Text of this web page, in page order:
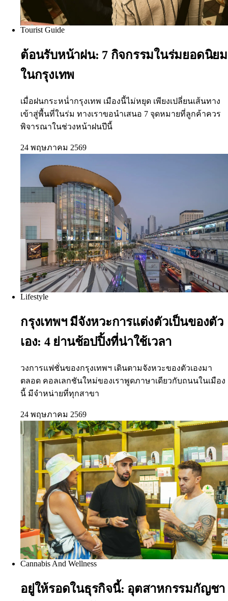
Tourist Guide
ต้อนรับหน้าฝน: 7 กิจกรรมในร่มยอดนิยม
ในกรุงเทพ
เมื่อฝนกระหน่ำกรุงเทพ เมืองนี้ไม่หยุด เพียงเปลี่ยนเส้นทาง
เข้าสู่พื้นที่ในร่ม ทางเราขอนำเสนอ 7 จุดหมายที่ลูกค้าควร
พิจารณาในช่วงหน้าฝนปีนี้
24 พฤษภาคม 2569
Lifestyle
กรุงเทพฯ มีจังหวะการแต่งตัวเป็นของตัว
เอง: 4 ย่านช้อปปิ้งที่น่าใช้เวลา
วงการแฟชั่นของกรุงเทพฯ เดินตามจังหวะของตัวเองมา
ตลอด คอลเลกชันใหม่ของเราพูดภาษาเดียวกับถนนในเมือง
นี้ มีจำหน่ายที่ทุกสาขา
24 พฤษภาคม 2569
Cannabis And Wellness
อยู่ให้รอดในธุรกิจนี้: อุตสาหกรรมกัญชา